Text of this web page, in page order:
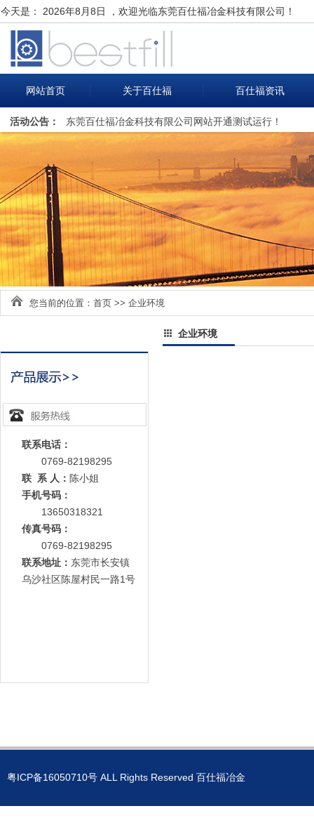
今天是： 2026年8月8日 ，欢迎光临东莞百仕福冶金科技有限公司！
网站首页 关于百仕福 百仕福资讯
活动公告： 东莞百仕福冶金科技有限公司网站开通测试运行！
您当前的位置： 首页 >> 企业环境
联系电话：
0769-82198295
联 系 人： 陈小姐
手机号码：
13650318321
传真号码：
0769-82198295
联系地址： 东莞市长安镇
乌沙社区陈屋村民一路1号
企业环境
粤ICP备16050710号 ALL Rights Reserved 百仕福冶金